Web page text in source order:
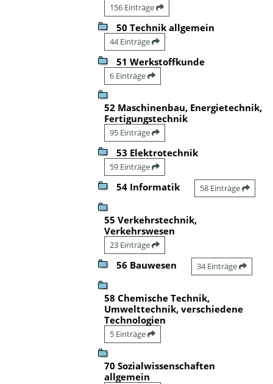
156 Einträge
50 Technik allgemein
44 Einträge
51 Werkstoffkunde
6 Einträge
52 Maschinenbau, Energietechnik,
Fertigungstechnik
95 Einträge
53 Elektrotechnik
59 Einträge
54 Informatik 58 Einträge
55 Verkehrstechnik,
Verkehrswesen
23 Einträge
56 Bauwesen 34 Einträge
58 Chemische Technik,
Umwelttechnik, verschiedene
Technologien
5 Einträge
70 Sozialwissenschaften
allgemein